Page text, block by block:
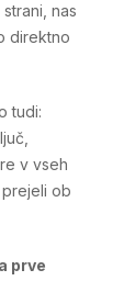
nas
direktno
tudi:
v vseh
ob
prve